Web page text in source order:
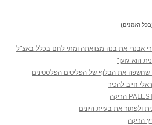
הזמנים)
אבנרי את בנה מצוואתה ומתי לחם בכלל באצ"ל
הוא גזען"
שחשפה את הבלוף של הפליטים הפלסטינים
חייב להכיר
ולפתור את בעיית היונים
הריקה